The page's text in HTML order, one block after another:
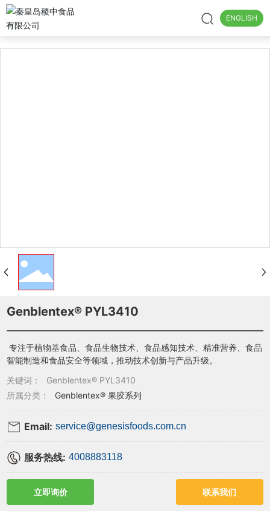
ENGLISH
Genblentex® PYL3410
专注于植物基食品、食品生物技术、食品感知技术、精准营养、食品
智能制造和食品安全等领域，推动技术创新与产品升级。
关键词：
Genblentex® PYL3410
所属分类：
Genblentex® 果胶系列
Email: service@genesisfoods.com.cn
服务热线: 4008883118
立即询价 联系我们